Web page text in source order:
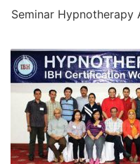
Seminar Hypnotherapy